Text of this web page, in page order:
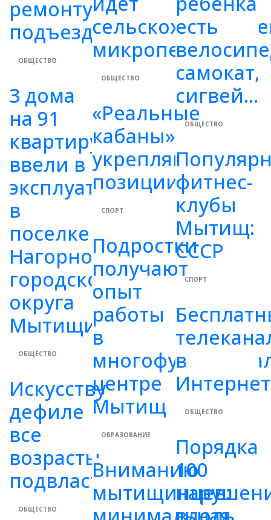
ремонту
подъездов
ОБЩЕСТВО
микроперепись
ОБЩЕСТВО
есть
самокат,
сигвей...
ОБЩЕСТВО
3 дома
на 91
квартиру
ввели в
эксплуатацию
в
поселке
Нагорное
городского
округа
Мытищи
ОБЩЕСТВО
«Реальные
кабаны»
укрепляют
позиции
СПОРТ
фитнес-
клубы
Мытищ:
СССР
СПОРТ
Подростки
получают
опыт
работы
в
центре
Мытищ
ОБРАЗОВАНИЕ
в
ОБЩЕСТВО
Искусству
дефиле
все
возрасты
подвластны
ОБЩЕСТВО
Порядка
100
Вниманию
мытищинцев: